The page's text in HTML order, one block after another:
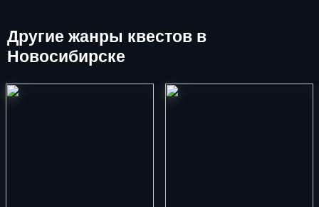
Другие жанры квестов в
Новосибирске